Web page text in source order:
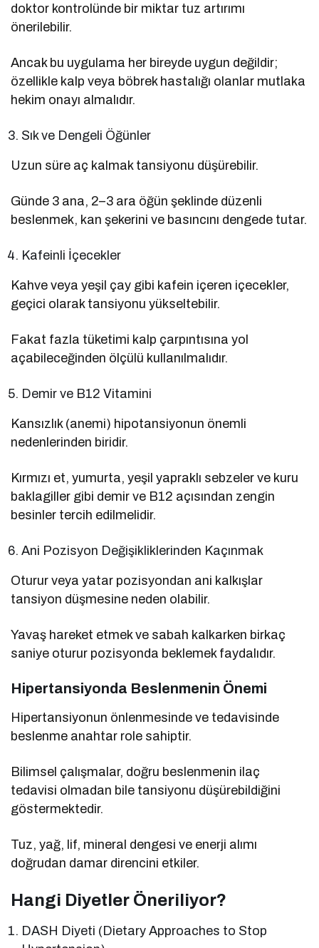
doktor kontrolünde bir miktar tuz artırımı
önerilebilir.
Ancak bu uygulama her bireyde uygun değildir;
özellikle kalp veya böbrek hastalığı olanlar mutlaka
hekim onayı almalıdır.
Sık ve Dengeli Öğünler
Uzun süre aç kalmak tansiyonu düşürebilir.
Günde 3 ana, 2–3 ara öğün şeklinde düzenli
beslenmek, kan şekerini ve basıncını dengede tutar.
Kafeinli İçecekler
Kahve veya yeşil çay gibi kafein içeren içecekler,
geçici olarak tansiyonu yükseltebilir.
Fakat fazla tüketimi kalp çarpıntısına yol
açabileceğinden ölçülü kullanılmalıdır.
Demir ve B12 Vitamini
Kansızlık (anemi) hipotansiyonun önemli
nedenlerinden biridir.
Kırmızı et, yumurta, yeşil yapraklı sebzeler ve kuru
baklagiller gibi demir ve B12 açısından zengin
besinler tercih edilmelidir.
Ani Pozisyon Değişikliklerinden Kaçınmak
Oturur veya yatar pozisyondan ani kalkışlar
tansiyon düşmesine neden olabilir.
Yavaş hareket etmek ve sabah kalkarken birkaç
saniye oturur pozisyonda beklemek faydalıdır.
Hipertansiyonda Beslenmenin Önemi
Hipertansiyonun önlenmesinde ve tedavisinde
beslenme anahtar role sahiptir.
Bilimsel çalışmalar, doğru beslenmenin ilaç
tedavisi olmadan bile tansiyonu düşürebildiğini
göstermektedir.
Tuz, yağ, lif, mineral dengesi ve enerji alımı
doğrudan damar direncini etkiler.
Hangi Diyetler Öneriliyor?
DASH Diyeti (Dietary Approaches to Stop